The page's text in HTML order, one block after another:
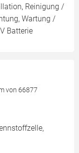
Reinigung /
Wartung /
Batterie
von 66877